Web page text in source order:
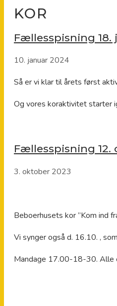
KOR
Fællesspisning 18.
10. januar 2024
Så er vi klar til årets først
Og vores koraktivitet starter
Fællesspisning 12.
3. oktober 2023
Beboerhusets kor ”Kom ind
Vi synger også d. 16.10. ,
Mandage 17.00-18-30. Alle